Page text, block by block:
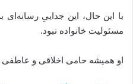
با این حال، این جداییِ رسانه‌ای
مسئولیت خانواده نبود.
او همیشه حامی اخلاقی و عاطفی